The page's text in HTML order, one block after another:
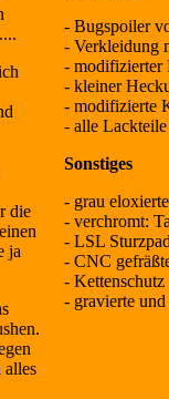
die
ja
alles
- Bugspoiler
- Verkleidung
- modifizierter
- kleiner
- modifizierte
- alle
Sonstiges
- grau
- verchromt:
- LSL
- CNC
-
- gravierte